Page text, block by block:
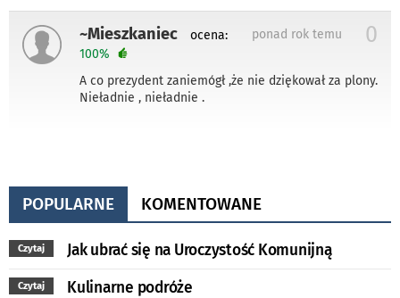
~Mieszkaniec 0
ponad rok temu
ocena:
100%
A co prezydent zaniemógł ,że nie dziękował za plony.
Nieładnie , nieładnie .
POPULARNE KOMENTOWANE
Czytaj Jak ubrać się na Uroczystość Komunijną
Czytaj Kulinarne podróże